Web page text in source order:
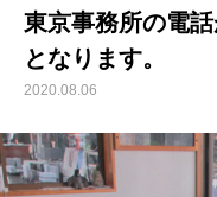
東京事務所の電
となります。
2020.08.06